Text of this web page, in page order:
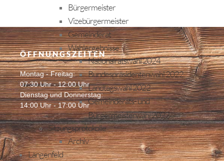
Bürgermeister
Vizebürgermeister
Gemeinderat
Wahlergebnisse
Nationalratswahl 2024
Bundespräsidentenwahl 2022
Landtagswahl 2022
Gemeinderats- und
Bürgermeisterwahl 2022
Sitzungsprotokolle
Archiv
Längenfeld
ÖFFNUNGSZEITEN
Montag - Freitag:
07:30 Uhr - 12:00 Uhr
Dienstag und Donnerstag:
14:00 Uhr - 17:00 Uhr